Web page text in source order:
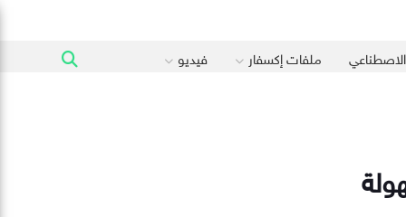
الاصطناعي ملفات إكسفار فيديو